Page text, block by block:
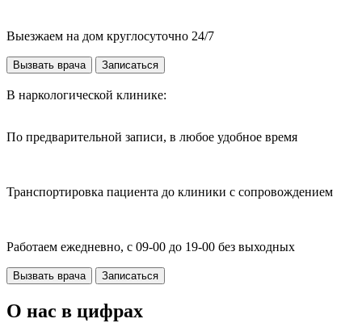
Выезжаем на дом круглосуточно 24/7
Вызвать врача Записаться
В наркологической клинике:
По предварительной записи, в любое удобное время
Транспортировка пациента до клиники с сопровождением
Работаем ежедневно, с 09-00 до 19-00 без выходных
Вызвать врача Записаться
О нас в цифрах